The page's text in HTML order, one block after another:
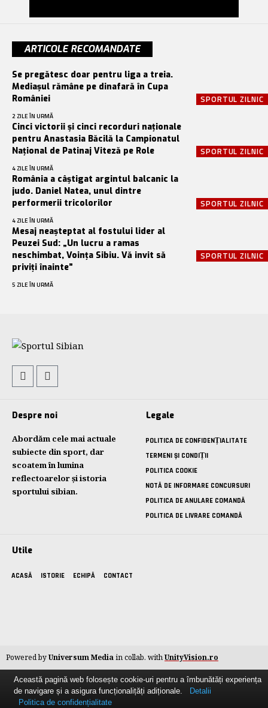
ARTICOLE RECOMANDATE
SPORTUL ZILNIC
Se pregătesc doar pentru liga a treia.
Mediașul rămâne pe dinafară în Cupa
României
2 ZILE ÎN URMĂ
SPORTUL ZILNIC
Cinci victorii și cinci recorduri naționale
pentru Anastasia Băcilă la Campionatul
Național de Patinaj Viteză pe Role
4 ZILE ÎN URMĂ
SPORTUL ZILNIC
România a câștigat argintul balcanic la
judo. Daniel Natea, unul dintre
performerii tricolorilor
4 ZILE ÎN URMĂ
SPORTUL ZILNIC
Mesaj neașteptat al fostului lider al
Peuzei Sud: „Un lucru a ramas
neschimbat, Voința Sibiu. Vă invit să
priviți înainte”
5 ZILE ÎN URMĂ
Despre noi
Abordăm cele mai actuale
subiecte din sport, dar
scoatem în lumina
reflectoarelor și istoria
sportului sibian.
Legale
POLITICA DE CONFIDENȚIALITATE
TERMENI ȘI CONDIȚII
POLITICA COOKIE
NOTĂ DE INFORMARE CONCURSURI
POLITICA DE ANULARE COMANDĂ
POLITICA DE LIVRARE COMANDĂ
Utile
ACASĂ ISTORIE ECHIPĂ CONTACT
Powered byUniversum Mediain collab. withUnityVision.ro
Această pagină web folosește cookie-uri pentru a îmbunătăți experiența
de navigare și a asigura funcționalițăți adiționale.
Detalii
Politica de confidențialitate